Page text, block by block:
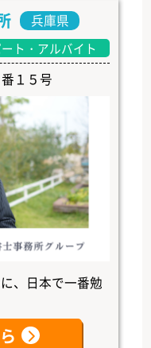
兵庫県
ト・アルバイト
１５号
、日本で一番勉